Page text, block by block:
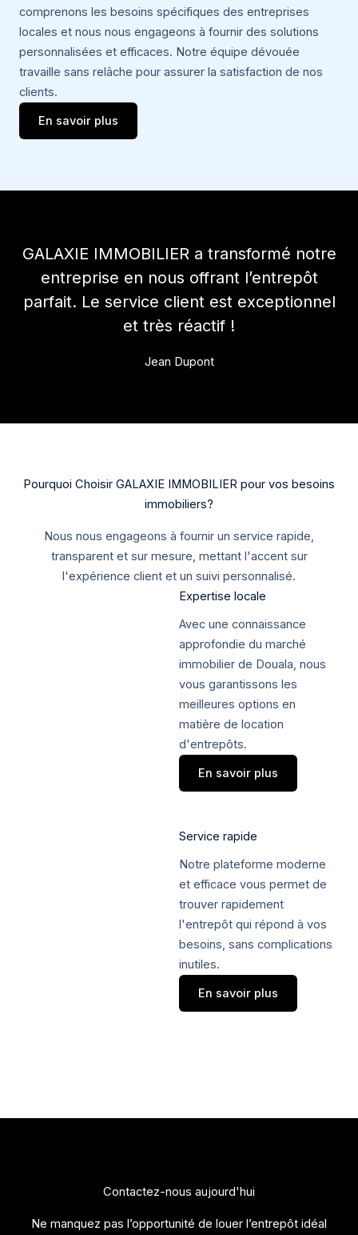
comprenons les besoins spécifiques des entreprises
locales et nous nous engageons à fournir des solutions
personnalisées et efficaces. Notre équipe dévouée
travaille sans relâche pour assurer la satisfaction de nos
clients.
En savoir plus
GALAXIE IMMOBILIER a transformé notre
entreprise en nous offrant l’entrepôt
parfait. Le service client est exceptionnel
et très réactif !
Jean Dupont
Pourquoi Choisir GALAXIE IMMOBILIER pour vos besoins
immobiliers?
Nous nous engageons à fournir un service rapide,
transparent et sur mesure, mettant l'accent sur
l'expérience client et un suivi personnalisé.
Expertise locale
Avec une connaissance
approfondie du marché
immobilier de Douala, nous
vous garantissons les
meilleures options en
matière de location
d'entrepôts.
En savoir plus
Service rapide
Notre plateforme moderne
et efficace vous permet de
trouver rapidement
l'entrepôt qui répond à vos
besoins, sans complications
inutiles.
En savoir plus
Contactez-nous aujourd'hui
Ne manquez pas l’opportunité de louer l’entrepôt idéal